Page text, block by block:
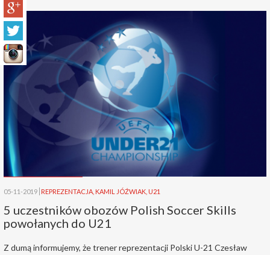
05-11-2019 REPREZENTACJA KAMIL JÓŹWIAK U21
5 uczestników obozów Polish Soccer Skills
powołanych do U21
Z dumą informujemy, że trener reprezentacji Polski U-21 Czesław